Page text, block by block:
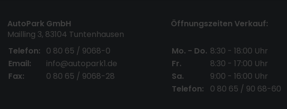
AutoPark GmbH
Mailling 3, 83104 Tuntenhausen
Telefon:
0 80 65 / 9068-0
Email:
info@autopark1.de
Fax:
0 80 65 / 9068-28
Öffnungszeiten Verkauf:
Mo. - Do. 8:30 - 18:00 Uhr
Fr.
8:30 - 17:00 Uhr
Sa.
9:00 - 16:00 Uhr
Telefon:
0 80 65 / 90 68-60